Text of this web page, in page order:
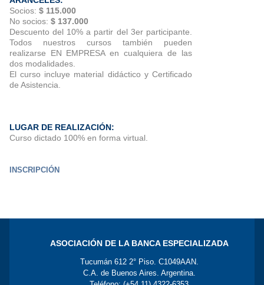
Socios: $ 115.000
No socios: $ 137.000
Descuento del 10% a partir del 3er participante.
Todos nuestros cursos también pueden
realizarse EN EMPRESA en cualquiera de las
dos modalidades.
El curso incluye material didáctico y Certificado
de Asistencia.
LUGAR DE REALIZACIÓN:
Curso dictado 100% en forma virtual .
INSCRIPCIÓN
ASOCIACIÓN DE LA BANCA ESPECIALIZADA
Tucumán 612 2° Piso. C1049AAN.
C.A. de Buenos Aires. Argentina.